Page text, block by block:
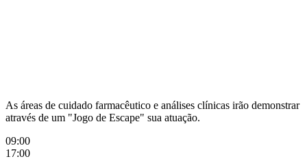
As áreas de cuidado farmacêutico e análises clínicas irão demonstrar
através de um "Jogo de Escape" sua atuação.
09:00
17:00